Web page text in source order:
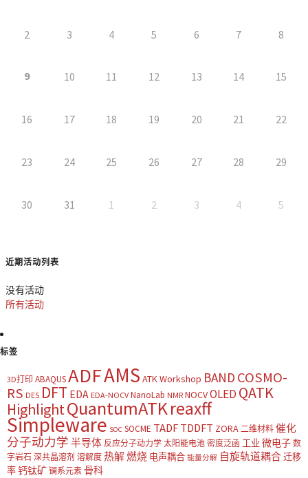
2 3 4 5 6 7 8
9 10 11 12 13 14 15
16 17 18 19 20 21 22
23 24 25 26 27 28 29
30 31 1 2 3 4 5
近期活动列表
没有活动
所有活动
标签
3D打印 ABAQUSADFAMS ATK Workshop BAND COSMO-
RS DES DFT EDA EDA-NOCV NanoLab NMR NOCVOLED QATK
HighlightQuantumATKreaxff
Simpleware SOC SOCME TADF TDDFT ZORA 二维材料 催化
分子动力学 半导体 反应分子动力学 太阳能电池 密度泛函 工业微电子 数
字岩石 深共晶溶剂 溶解度 热解燃烧 电声耦合 能量分解 自旋轨道耦合迁移
率钙钛矿 镧系元素 骨科